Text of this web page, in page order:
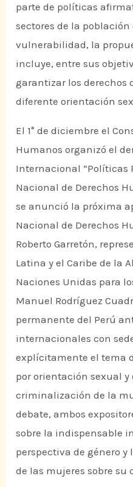
parte de políticas
sectores de la
vulnerabilidad, la
incluye, entre sus
garantizar los derechos
diferente orientación
El 1° de diciembre el
Humanos organizó el
Internacional “Políticas
Nacional de Derechos
se anunció la próxima
Nacional de Derechos
Roberto Garretón,
Latina y el Caribe de la
Naciones Unidas para
Manuel Rodríguez
permanente del Perú
internacionales con
explícitamente el tema
por orientación sexual y
criminalización de la
debate, ambos
sobre la indispensable
perspectiva de género
de las mujeres sobre su